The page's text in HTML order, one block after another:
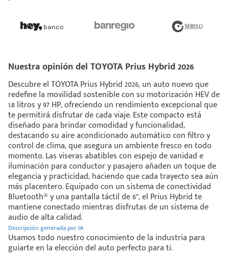
Nuestra opinión del TOYOTA Prius Hybrid 2026
Descubre el TOYOTA Prius Hybrid 2026, un auto nuevo que
redefine la movilidad sostenible con su motorización HEV de
1.8 litros y 97 HP, ofreciendo un rendimiento excepcional que
te permitirá disfrutar de cada viaje. Este compacto está
diseñado para brindar comodidad y funcionalidad,
destacando su aire acondicionado automático con filtro y
control de clima, que asegura un ambiente fresco en todo
momento. Las viseras abatibles con espejo de vanidad e
iluminación para conductor y pasajero añaden un toque de
elegancia y practicidad, haciendo que cada trayecto sea aún
más placentero. Equipado con un sistema de conectividad
Bluetooth® y una pantalla táctil de 6”, el Prius Hybrid te
mantiene conectado mientras disfrutas de un sistema de
audio de alta calidad.
Descripción generada por IA
Usamos todo nuestro conocimiento de la industria para
guiarte en la elección del auto perfecto para ti.